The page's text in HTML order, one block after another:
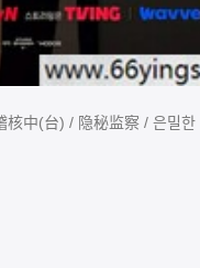
(台) / 隐秘监察 / 은밀한